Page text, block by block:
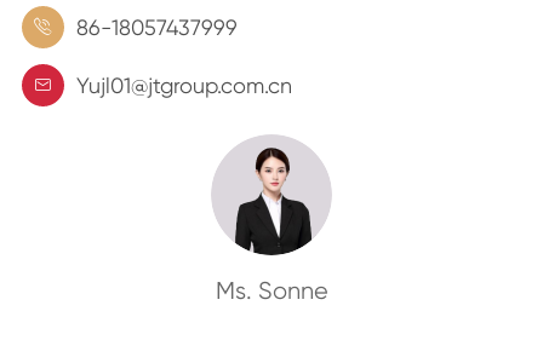
 86-18057437999
 Yujl01@jtgroup.com.cn
Ms. Sonne